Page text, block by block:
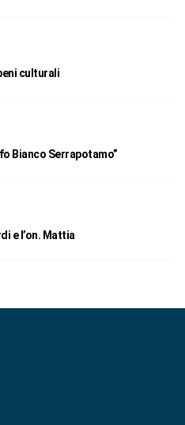
culturali
Bianco Serrapotamo”
e l’on. Mattia